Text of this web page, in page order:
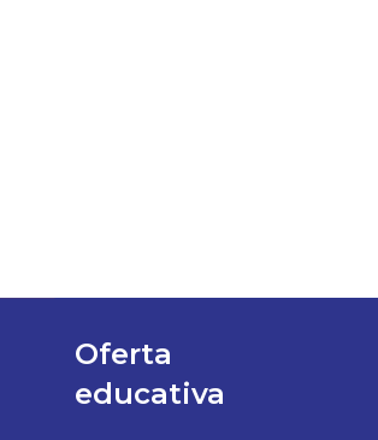
Oferta
educativa